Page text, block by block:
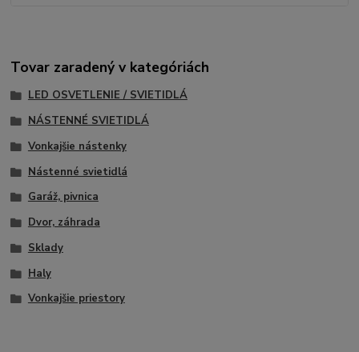
Tovar zaradený v kategóriách
LED OSVETLENIE / SVIETIDLÁ
NÁSTENNÉ SVIETIDLÁ
Vonkajšie nástenky
Nástenné svietidlá
Garáž, pivnica
Dvor, záhrada
Sklady
Haly
Vonkajšie priestory